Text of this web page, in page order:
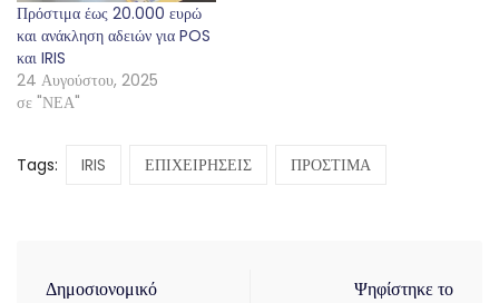
Πρόστιμα έως 20.000 ευρώ
και ανάκληση αδειών για POS
και IRIS
24 Αυγούστου, 2025
σε "ΝΕΑ"
Tags: IRIS ΕΠΙΧΕΙΡΗΣΕΙΣ ΠΡΟΣΤΙΜΑ
Δημοσιονομικό
Ψηφίστηκε το